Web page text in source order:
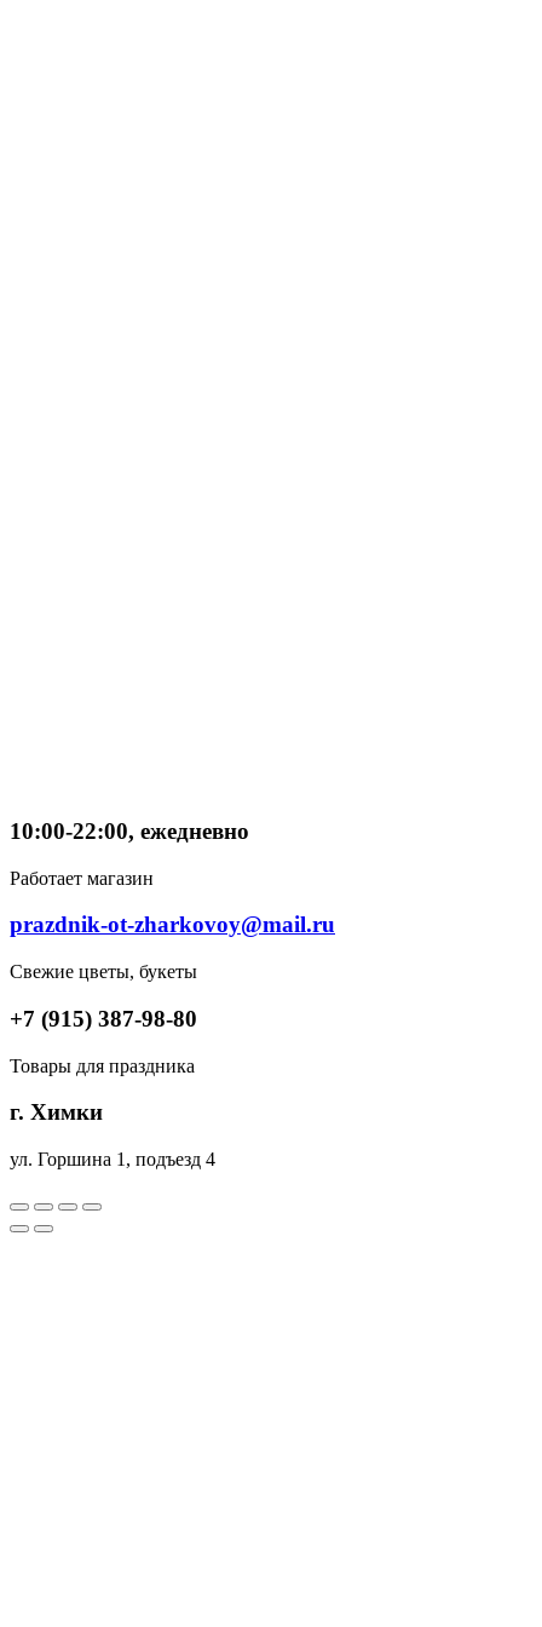
10:00-22:00, ежедневно
Работает магазин
prazdnik-ot-zharkovoy@mail.ru
Свежие цветы, букеты
+7 (915) 387-98-80
Товары для праздника
г. Химки
ул. Горшина 1, подъезд 4